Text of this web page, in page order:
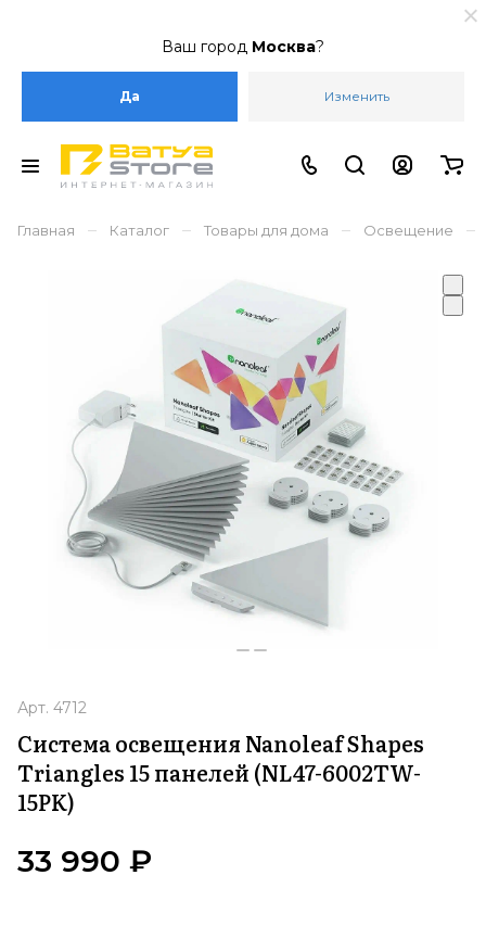
Ваш город Москва?
Да Изменить
Главная – Каталог – Товары для дома – Освещение –
Арт. 4712
Система освещения Nanoleaf Shapes
Triangles 15 панелей (NL47-6002TW-
15PK)
33 990 ₽